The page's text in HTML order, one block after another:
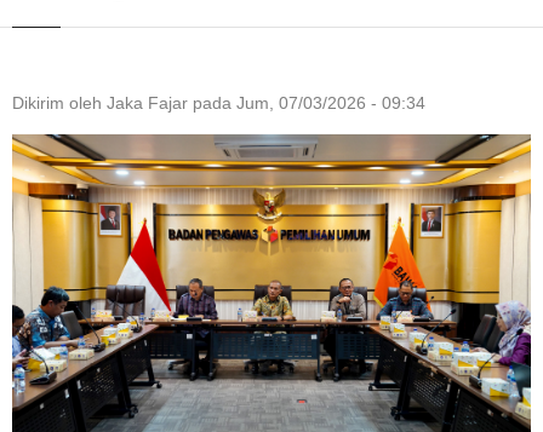
Dikirim oleh Jaka Fajar pada Jum, 07/03/2026 - 09:34